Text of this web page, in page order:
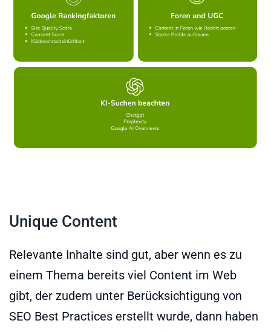
Unique Content
Relevante Inhalte sind gut, aber wenn es zu
einem Thema bereits viel Content im Web
gibt, der zudem unter Berücksichtigung von
SEO Best Practices erstellt wurde, dann haben